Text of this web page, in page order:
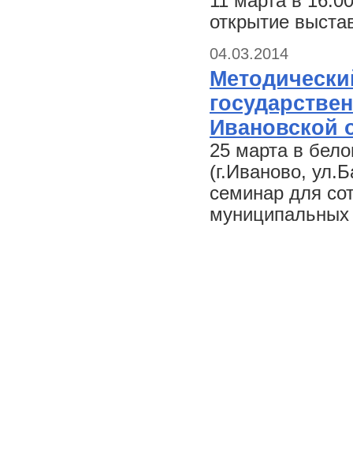
открытие
04.03.2014
Ивановской
25 марта в
(г.Иваново,
семинар для
муниципальных